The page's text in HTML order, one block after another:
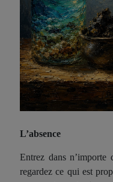
L’absence
Entrez dans n’importe
regardez ce qui est